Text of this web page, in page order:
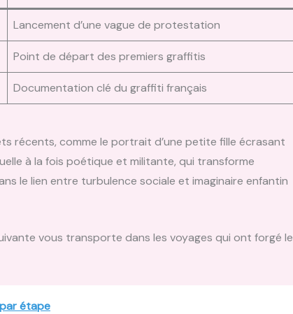
Lancement d’une vague de protestation
Point de départ des premiers graffitis
Documentation clé du graffiti français
récents, comme le portrait d’une petite fille écrasant
à la fois poétique et militante, qui transforme
le lien entre turbulence sociale et imaginaire enfantin
vous transporte dans les voyages qui ont forgé le
étape